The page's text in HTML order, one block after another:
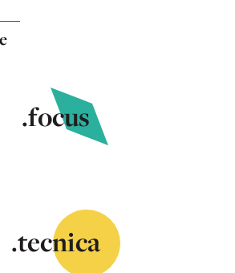
.focus
.tecnica